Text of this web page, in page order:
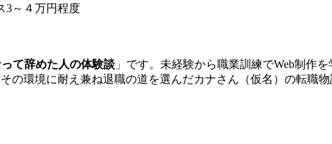
3～４万円程度
て辞めた人の体験談 」です。未経験から職業訓練でWeb制作
環境に耐え兼ね退職の道を選んだカナさん（仮名）の転職物